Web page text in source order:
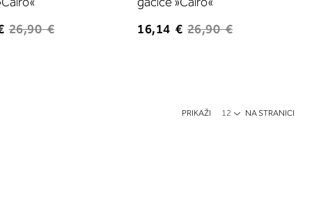
26,90 €
16,14 € 26,90 €
Stranica
PRIKAŽI NA STRANICI